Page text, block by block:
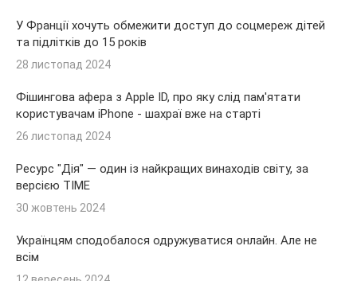
У Франції хочуть обмежити доступ до соцмереж дітей
та підлітків до 15 років
28 листопад 2024
Фішингова афера з Apple ID, про яку слід пам'ятати
користувачам iPhone - шахраї вже на старті
26 листопад 2024
Ресурс "Дія" — один із найкращих винаходів світу, за
версією TIME
30 жовтень 2024
Українцям сподобалося одружуватися онлайн. Але не
всім